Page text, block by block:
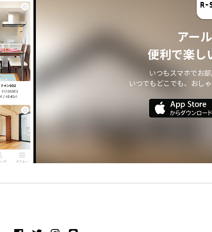
アー
便利で楽し
いつもスマホでお
いつでもどこでも、おし